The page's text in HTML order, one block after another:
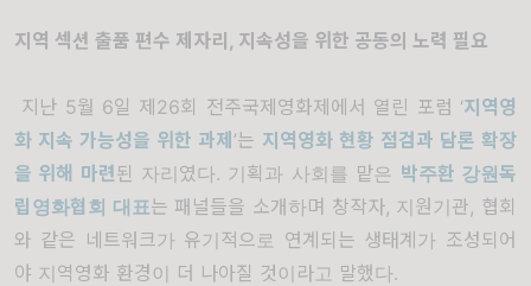
지역 섹션 출품 편수 제자리, 지속성을 위한 공동의 노력 필요
지난 5월 6일 제26회 전주국제영화제에서 열린 포럼 ‘지역영
화 지속 가능성을 위한 과제 ’는 지역영화 현황 점검과 담론 확장
을 위해 마련된 자리였다. 기획과 사회를 맡은 박주환 강원독
립영화협회 대표는 패널들을 소개하며 창작자, 지원기관, 협회
와 같은 네트워크가 유기적으로 연계되는 생태계가 조성되어
야 지역영화 환경이 더 나아질 것이라고 말했다.